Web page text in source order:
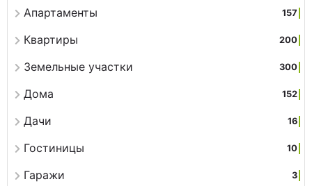
Апартаменты 157
Квартиры 200
Земельные участки 300
Дома 152
Дачи 16
Гостиницы 10
Гаражи 3